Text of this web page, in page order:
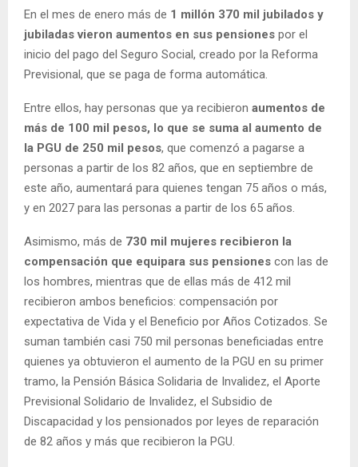
En el mes de enero más de 1 millón 370 mil jubilados y
jubiladas vieron aumentos en sus pensiones por el
inicio del pago del Seguro Social, creado por la Reforma
Previsional, que se paga de forma automática.
Entre ellos, hay personas que ya recibieron aumentos de
más de 100 mil pesos, lo que se suma al aumento de
la PGU de 250 mil pesos, que comenzó a pagarse a
personas a partir de los 82 años, que en septiembre de
este año, aumentará para quienes tengan 75 años o más,
y en 2027 para las personas a partir de los 65 años.
Asimismo, más de 730 mil mujeres recibieron la
compensación que equipara sus pensiones con las de
los hombres, mientras que de ellas más de 412 mil
recibieron ambos beneficios: compensación por
expectativa de Vida y el Beneficio por Años Cotizados. Se
suman también casi 750 mil personas beneficiadas entre
quienes ya obtuvieron el aumento de la PGU en su primer
tramo, la Pensión Básica Solidaria de Invalidez, el Aporte
Previsional Solidario de Invalidez, el Subsidio de
Discapacidad y los pensionados por leyes de reparación
de 82 años y más que recibieron la PGU.